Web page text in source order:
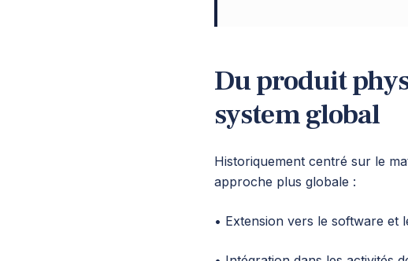
Du produit
system global
Historiquement centré sur le
approche plus globale :
• Extension vers le software et